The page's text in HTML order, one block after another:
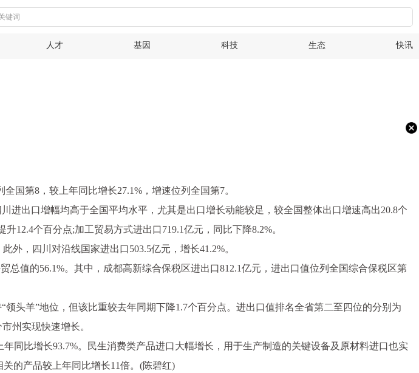
人才 基因 科技 生态 快讯
国第8，较上年同比增长27.1%，增速位列全国第7。
进出口增幅均高于全国平均水平，尤其是出口增长动能较足，较全国整体出口增速高出20.8个
12.4个百分点;加工贸易方式进出口719.1亿元，同比下降8.2%。
，四川对沿线国家进出口503.5亿元，增长41.2%。
值的56.1%。其中，成都高新综合保税区进出口812.1亿元，进出口值位列全国综合保税区第
头羊”地位，但该比重较去年同期下降1.7个百分点。进出口值排名全省第二至四位的分别为
州实现快速增长。
同比增长93.7%。民生消费类产品进口大幅增长，用于生产制造的关键设备及原材料进口也实
的产品较上年同比增长11倍。(陈碧红)